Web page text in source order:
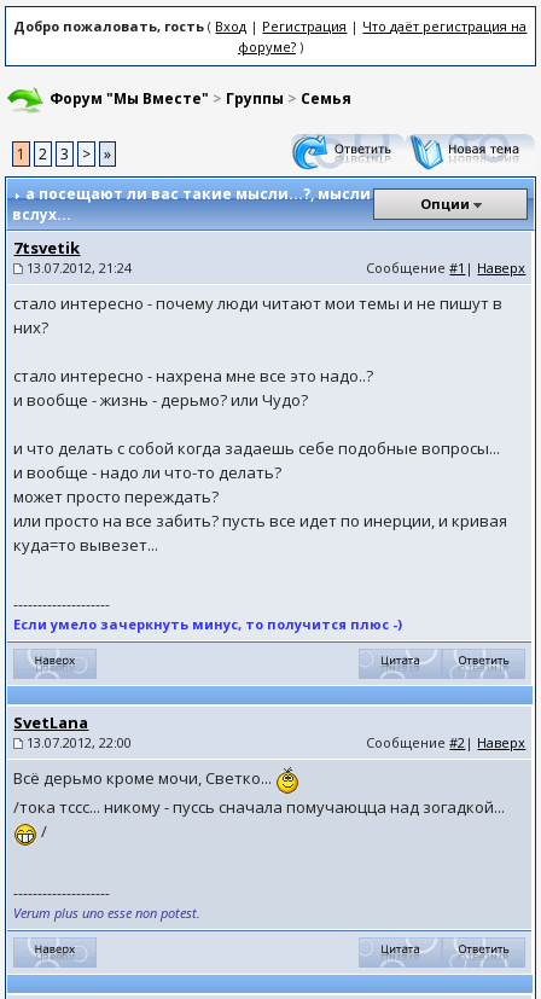
Добро пожаловать, гость ( Вход | Регистрация | Что даёт регистрация на
форуме?)
Форум "Мы Вместе" > Группы > Семья
1 2 3 >
»
а посещают ли вас такие мысли...?, мысли
вслух...
Опции
7tsvetik
13.07.2012, 21:24 Сообщение#1 | Наверх
стало интересно - почему люди читают мои темы и не пишут в
них?
стало интересно - нахрена мне все это надо..?
и вообще - жизнь - дерьмо? или Чудо?
и что делать с собой когда задаешь себе подобные вопросы...
и вообще - надо ли что-то делать?
может просто переждать?
или просто на все забить? пусть все идет по инерции, и кривая
куда=то вывезет...
--------------------
Если умело зачеркнуть минус, то получится плюс -)
SvetLana
13.07.2012, 22:00 Сообщение#2 | Наверх
Всё дерьмо кроме мочи, Светко...
/тока тссс... никому - пуссь сначала помучаюцца над зогадкой...
/
--------------------
Verum plus uno esse non potest.